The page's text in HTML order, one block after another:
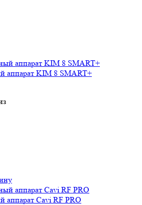
аппарат KIM 8 SMART+
Cavi RF PRO